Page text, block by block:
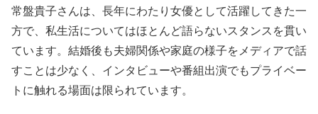
常盤貴子さんは、長年にわたり女優として活躍してきた一
方で、私生活についてはほとんど語らないスタンスを貫い
ています。結婚後も夫婦関係や家庭の様子をメディアで話
すことは少なく、インタビューや番組出演でもプライベー
トに触れる場面は限られています。